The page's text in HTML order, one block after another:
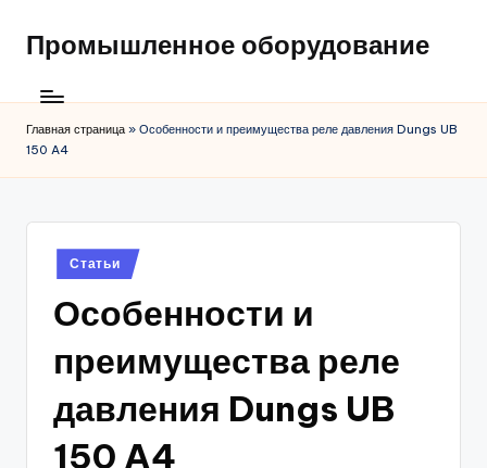
Промышленное оборудование
Главная страница » Особенности и преимущества реле давления Dungs UB
150 A4
Posted
in
Статьи
Особенности и
преимущества реле
давления Dungs UB
150 A4